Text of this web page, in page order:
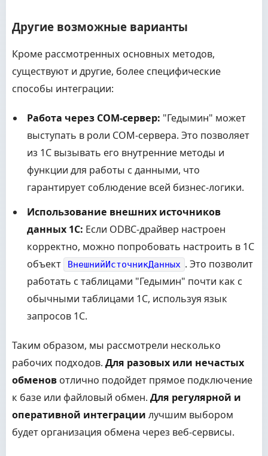
Другие возможные варианты
Кроме рассмотренных основных методов,
существуют и другие, более специфические
способы интеграции:
Работа через COM-сервер: "Гедымин" может
выступать в роли COM-сервера. Это позволяет
из 1С вызывать его внутренние методы и
функции для работы с данными, что
гарантирует соблюдение всей бизнес-логики.
Использование внешних источников
данных 1С: Если ODBC-драйвер настроен
корректно, можно попробовать настроить в 1С
объект
ВнешнийИсточникДанных . Это позволит
работать с таблицами "Гедымин" почти как с
обычными таблицами 1С, используя язык
запросов 1С.
Таким образом, мы рассмотрели несколько
рабочих подходов. Для разовых или нечастых
обменов отлично подойдет прямое подключение
к базе или файловый обмен. Для регулярной и
оперативной интеграции лучшим выбором
будет организация обмена через веб-сервисы.